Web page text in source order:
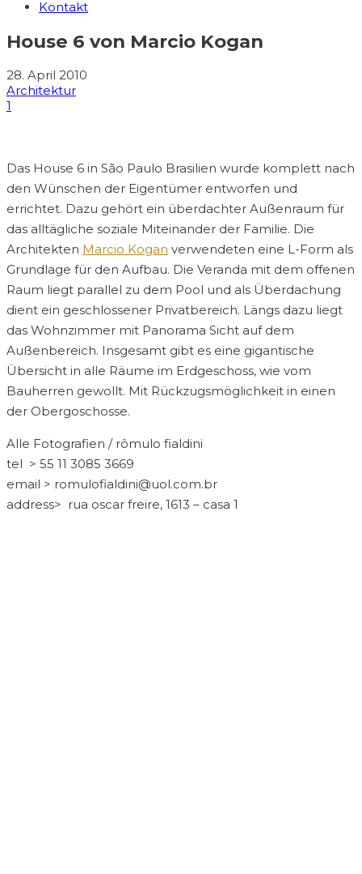
Kontakt
House 6 von Marcio Kogan
28. April 2010
Architektur
1
Das House 6 in São Paulo Brasilien wurde komplett nach
den Wünschen der Eigentümer entworfen und
errichtet. Dazu gehört ein überdachter Außenraum für
das alltägliche soziale Miteinander der Familie. Die
Architekten Marcio Kogan verwendeten eine L-Form als
Grundlage für den Aufbau. Die Veranda mit dem offenen
Raum liegt parallel zu dem Pool und als Überdachung
dient ein geschlossener Privatbereich. Längs dazu liegt
das Wohnzimmer mit Panorama Sicht auf dem
Außenbereich. Insgesamt gibt es eine gigantische
Übersicht in alle Räume im Erdgeschoss, wie vom
Bauherren gewollt. Mit Rückzugsmöglichkeit in einen
der Obergoschosse.
Alle Fotografien / rômulo fialdini
tel > 55 11 3085 3669
email > romulofialdini@uol.com.br
address> rua oscar freire, 1613 – casa 1